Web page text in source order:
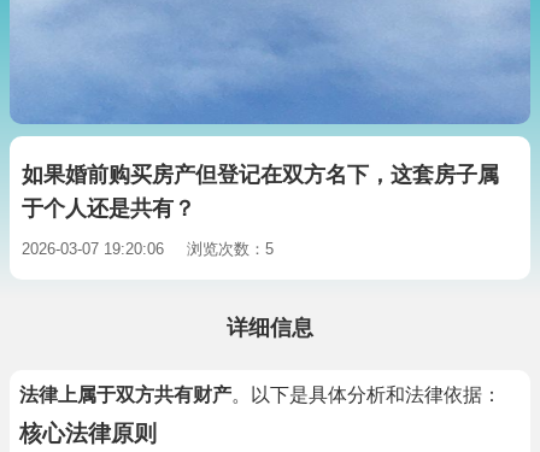
如果婚前购买房产但登记在双方名下，这套房子属
于个人还是共有？
2026-03-07 19:20:06 浏览次数：5
详细信息
法律上属于双方共有财产。以下是具体分析和法律依据：
核心法律原则